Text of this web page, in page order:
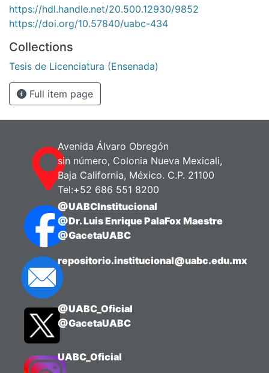
https://hdl.handle.net/20.500.12930/9852
https://doi.org/10.57840/uabc-434
Collections
Tesis de Licenciatura (Ensenada)
Full item page
Avenida Álvaro Obregón
sin número, Colonia Nueva Mexicali,
Baja California, México. C.P. 21100
Tel:+52 686 551 8200
@UABCInstitucional
@Dr. Luis Enrique PalaFox Maestre
@GacetaUABC
repositorio.institucional@uabc.edu.mx
@UABC_Oficial
@GacetaUABC
UABC_Oficial